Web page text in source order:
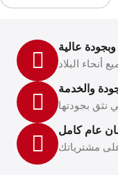
عالية
أنحاء البلاد
والخدمة
نثق بجودتها
عام كامل
مشترياتك